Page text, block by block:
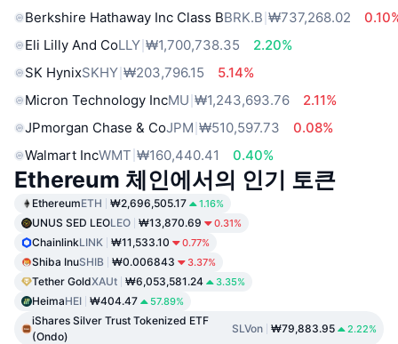
Berkshire Hathaway Inc Class BBRK.B ₩737,268.02
Eli Lilly And CoLLY ₩1,700,738.35
2.20%
SK HynixSKHY ₩203,796.15
5.14%
Micron Technology IncMU ₩1,243,693.76
2.11%
JPmorgan Chase & CoJPM ₩510,597.73
0.08%
Walmart IncWMT ₩160,440.41 0.40%
Ethereum 체인에서의 인기 토큰
EthereumETH ₩2,696,505.17 1.16%
UNUS SED LEOLEO ₩13,870.69 0.31%
ChainlinkLINK ₩11,533.10 0.77%
Shiba InuSHIB ₩0.006843 3.37%
Tether GoldXAUt ₩6,053,581.24 3.35%
HeimaHEI ₩404.47 57.89%
iShares Silver Trust Tokenized ETF
(Ondo)
SLVon ₩79,883.95 2.22%